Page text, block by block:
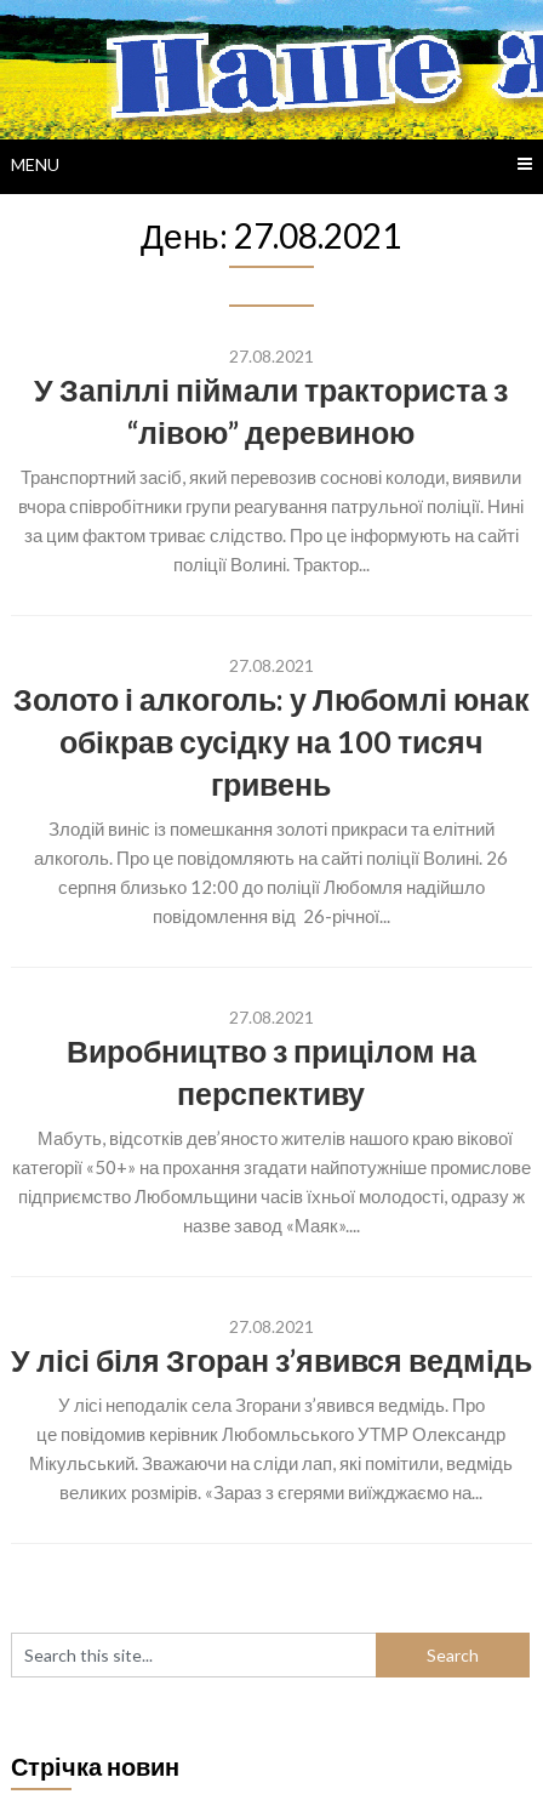
Skip
to
content
MENU
День: 27.08.2021
27.08.2021
У Запіллі піймали тракториста з
“лівою” деревиною
Транспортний засіб, який перевозив соснові колоди, виявили
вчора співробітники групи реагування патрульної поліції. Нині
за цим фактом триває слідство. Про це інформують на сайті
поліції Волині. Трактор...
27.08.2021
Золото і алкоголь: у Любомлі юнак
обікрав сусідку на 100 тисяч
гривень
Злодій виніс із помешкання золоті прикраси та елітний
алкоголь. Про це повідомляють на сайті поліції Волині. 26
серпня близько 12:00 до поліції Любомля надійшло
повідомлення від 26-річної...
27.08.2021
Виробництво з прицілом на
перспективу
Мабуть, відсотків дев’яносто жителів нашого краю вікової
категорії «50+» на прохання згадати найпотужніше промислове
підприємство Любомльщини часів їхньої молодості, одразу ж
назве завод «Маяк»....
27.08.2021
У лісі біля Згоран з’явився ведмідь
У лісі неподалік села Згорани з’явився ведмідь. Про
це повідомив керівник Любомльського УТМР Олександр
Мікульський. Зважаючи на сліди лап, які помітили, ведмідь
великих розмірів. «Зараз з єгерями виїжджаємо на...
Стрічка новин